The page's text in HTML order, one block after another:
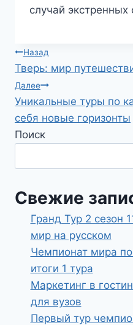
случай экстренных
Навигация
по
записям
Назад
Тверь: мир
Далее
Уникальные туры по
себя новые горизонты
Поиск
Свежие
Гранд Тур 2 сезон
мир на русском
Чемпионат мира
итоги 1 тура
Маркетинг в
для вузов
Первый тур